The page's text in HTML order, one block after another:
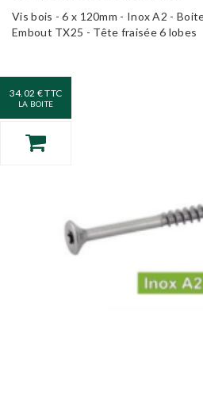
Vis bois - 6 x 120mm - Inox A2 -
Embout TX25 - Tête fraisée 6 lobes
34.02 € TTC
LA BOITE